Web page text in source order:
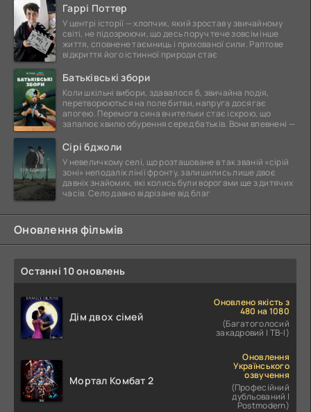
Гаррі Поттер
У центрі історії — хлопчик, який зростав у звичайному
світі, не підозрюючи, що десь поруч тече зовсім інше
життя, сповнене таємниць і прихованої сили. Раптове
відкриття його істинної природи стає
Батьківські збори
Коли шкільні вибори, здавалося б, звичайна подія,
перетворюються на поле битви, напруга досягає
апогею. Перемога сина вчительки стає іскрою, що
запалює хвилю обурення серед батьків. Вони впевнені —
Сірі бджоли
У невеличкому селі, що розташоване в так званій «сірій
зоні» неподалік лінії фронту, залишились лише двоє
давніх знайомих, які колись були ворогами ще з дитячих
часів. Село давно відрізане від благ
Оновлення фільмів
Останні 10 оновлень
Дім двох сімей
Оновлено якість з
480 на 1080
(Багатоголосий
закадровий | ТВ-І)
Мортал Комбат 2
Оновлення
Українського
озвучення
(Професійний
дубльований |
Postmodern)